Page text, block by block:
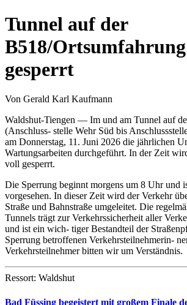
Tunnel auf der
B518/
gesperrt
Von Gerald Karl Kaufmann
Waldshut-Tiengen — Im und am Tunnel auf
(Anschluss- stelle Wehr Süd bis
am Donnerstag, 11. Juni 2026 die jährlichen
Wartungsarbeiten durchgeführt. In der Zeit
voll gesperrt.
Die Sperrung beginnt morgens um 8 Uhr und
vorgesehen. In dieser Zeit wird der Verkehr
Straße und Bahnstraße umgeleitet. Die
Tunnels trägt zur Verkehrssicherheit aller
und ist ein wich- tiger Bestandteil der
Sperrung betroffenen Verkehrsteilnehmerin-
Verkehrsteilnehmer bitten wir um Verständnis.
Ressort: Waldshut
Bad Füssing begeistert mit großem Finale